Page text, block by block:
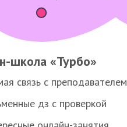
школа «Турбо»
связь с преподавателем
дз с проверкой